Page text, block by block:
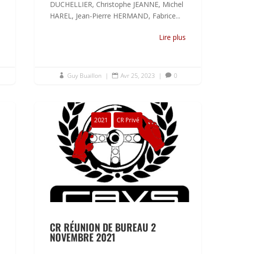
DUCHELLIER, Christophe JEANNE, Michel
HAREL, Jean-Pierre HERMAND, Fabrice...
Lire plus
 Guy Buaillon |  Avr 25, 2023 |  0
2021 CR Privé
CR RÉUNION DE BUREAU 2
NOVEMBRE 2021